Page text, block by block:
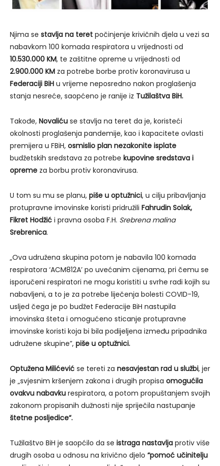
Njima se stavlja na teret počinjenje krivičnih djela u vezi sa
nabavkom 100 komada respiratora u vrijednosti od
10.530.000 KM, te zaštitne opreme u vrijednosti od
2.900.000 KM za potrebe borbe protiv koronavirusa u
Federaciji BiH u vrijeme neposredno nakon proglašenja
stanja nesreće, saopćeno je ranije iz Tužilaštva BiH.
Takođe, Novaliću se stavlja na teret da je, koristeći
okolnosti proglašenja pandemije, kao i kapacitete ovlasti
premijera u FBiH, osmislio plan nezakonite isplate
budžetskih sredstava za potrebe kupovine sredstava i
opreme za borbu protiv koronavirusa.
U tom su mu se planu, piše u optužnici, u cilju pribavljanja
protupravne imovinske koristi pridružili Fahrudin Solak,
Fikret Hodžić i pravna osoba F.H. Srebrena malina
Srebrenica.
„Ova udružena skupina potom je nabavila 100 komada
respiratora ‘ACM812A’ po uvećanim cijenama, pri čemu se
isporučeni respiratori ne mogu koristiti u svrhe radi kojih su
nabavljeni, a to je za potrebe liječenja bolesti COVID-19,
usljed čega je po budžet Federacije BiH nastupila
imovinska šteta i omogućeno sticanje protupravne
imovinske koristi koja bi bila podijeljena između pripadnika
udružene skupine”, piše u optužnici.
Optužena Milićević se tereti za nesavjestan rad u službi, jer
je „svjesnim kršenjem zakona i drugih propisa omogućila
ovakvu nabavku respiratora, a potom propuštanjem svojih
zakonom propisanih dužnosti nije spriječila nastupanje
štetne posljedice“.
Tužilaštvo BiH je saopćilo da se istraga nastavlja protiv više
drugih osoba u odnosu na krivično djelo “pomoć učinitelju